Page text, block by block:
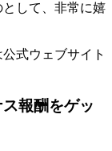
して、非常に嬉
式ウェブサイト
報酬をゲッ